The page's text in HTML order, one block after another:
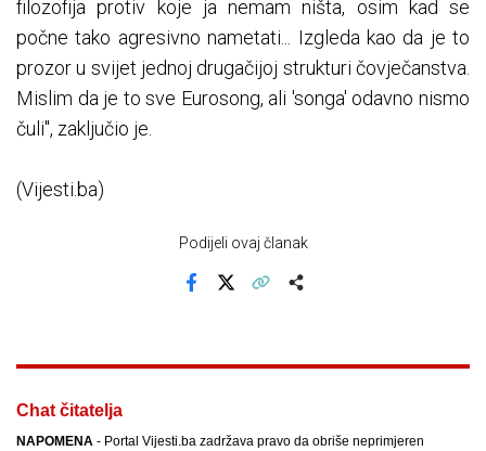
filozofija protiv koje ja nemam ništa, osim kad se
počne tako agresivno nametati... Izgleda kao da je to
prozor u svijet jednoj drugačijoj strukturi čovječanstva.
Mislim da je to sve Eurosong, ali 'songa' odavno nismo
čuli", zaključio je.
(Vijesti.ba)
Podijeli ovaj članak
Chat čitatelja
NAPOMENA - Portal Vijesti.ba zadržava pravo da obriše neprimjeren